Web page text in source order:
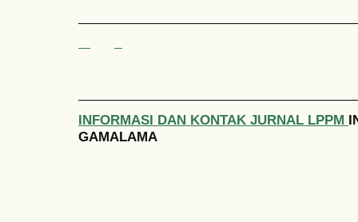
INFORMASI DAN KONTAK JURNAL LPPM
GAMALAMA